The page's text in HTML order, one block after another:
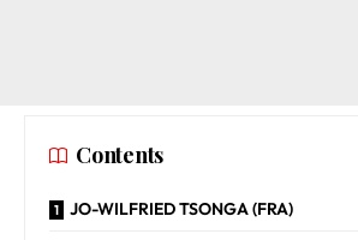
Contents
JO-WILFRIED TSONGA (FRA)